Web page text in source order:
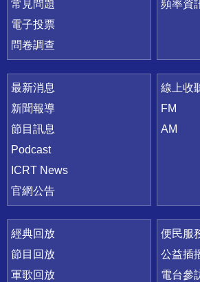
常見問題
電子投票
問卷調查
頻率資
最新消息
新聞報導
節目訊息
Podcast
ICRT News
官網公告
線上收
FM
AM
經典回放
節目回放
軍歌回放
便民服
公益插
電台參